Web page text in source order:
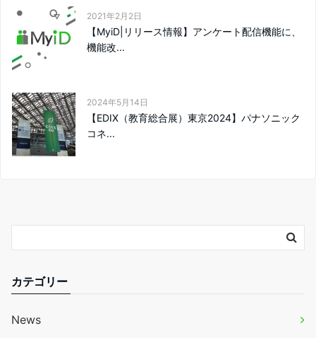
2021年2月2日
【MyiD|リリース情報】アンケート配信機能に、
機能改...
2024年5月14日
【EDIX（教育総合展）東京2024】パナソニック
コネ...
カテゴリー
News